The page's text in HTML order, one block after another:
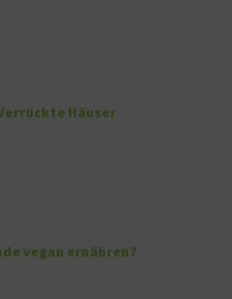
Häuser
vegan ernähren?